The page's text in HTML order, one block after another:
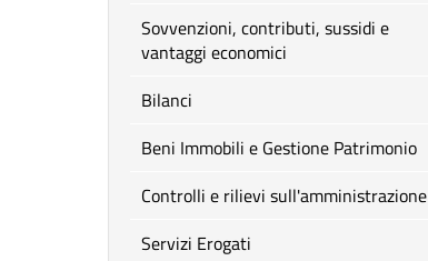
Sovvenzioni, contributi, sussidi e
vantaggi economici
Bilanci
Beni Immobili e Gestione Patrimonio
Controlli e rilievi sull'amministrazione
Servizi Erogati